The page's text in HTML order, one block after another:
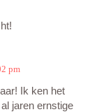
pm
Ik ken het
jaren ernstige